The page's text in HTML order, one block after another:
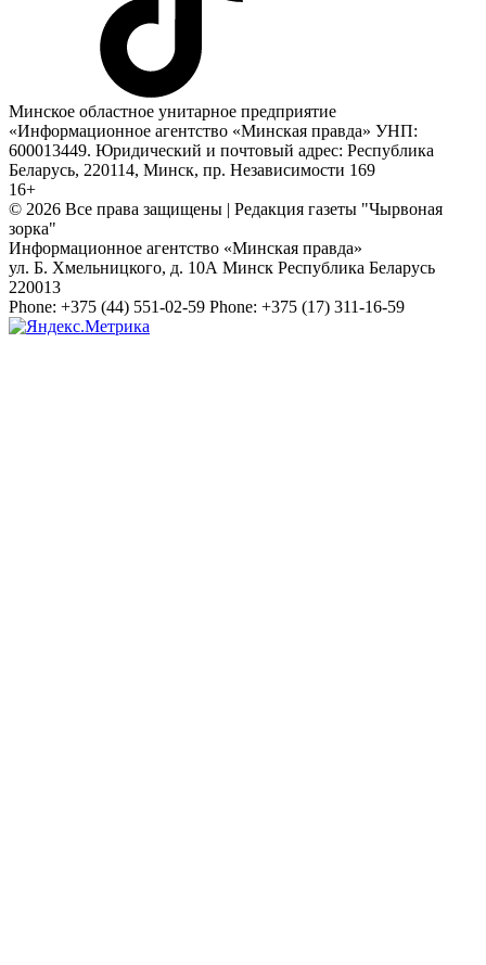
Минское областное унитарное предприятие
«Информационное агентство «Минская правда» УНП:
600013449. Юридический и почтовый адрес: Республика
Беларусь, 220114, Минск, пр. Независимости 169
16+
© 2026 Все права защищены | Редакция газеты "Чырвоная
зорка"
Информационное агентство «Минская правда»
ул. Б. Хмельницкого, д. 10А Минск Республика Беларусь
220013
Phone: +375 (44) 551-02-59 Phone: +375 (17) 311-16-59